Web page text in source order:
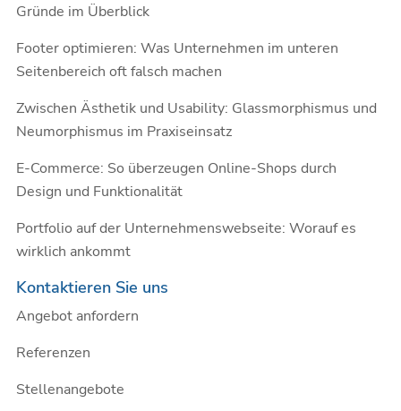
Gründe im Überblick
Footer optimieren: Was Unternehmen im unteren
Seitenbereich oft falsch machen
Zwischen Ästhetik und Usability: Glassmorphismus und
Neumorphismus im Praxiseinsatz
E-Commerce: So überzeugen Online-Shops durch
Design und Funktionalität
Portfolio auf der Unternehmenswebseite: Worauf es
wirklich ankommt
Kontaktieren Sie uns
Angebot anfordern
Referenzen
Stellenangebote